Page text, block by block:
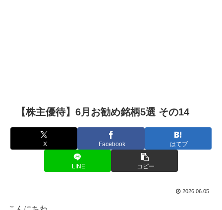
【株主優待】6月お勧め銘柄5選 その14
X Facebook はてブ
LINE コピー
2026.06.05